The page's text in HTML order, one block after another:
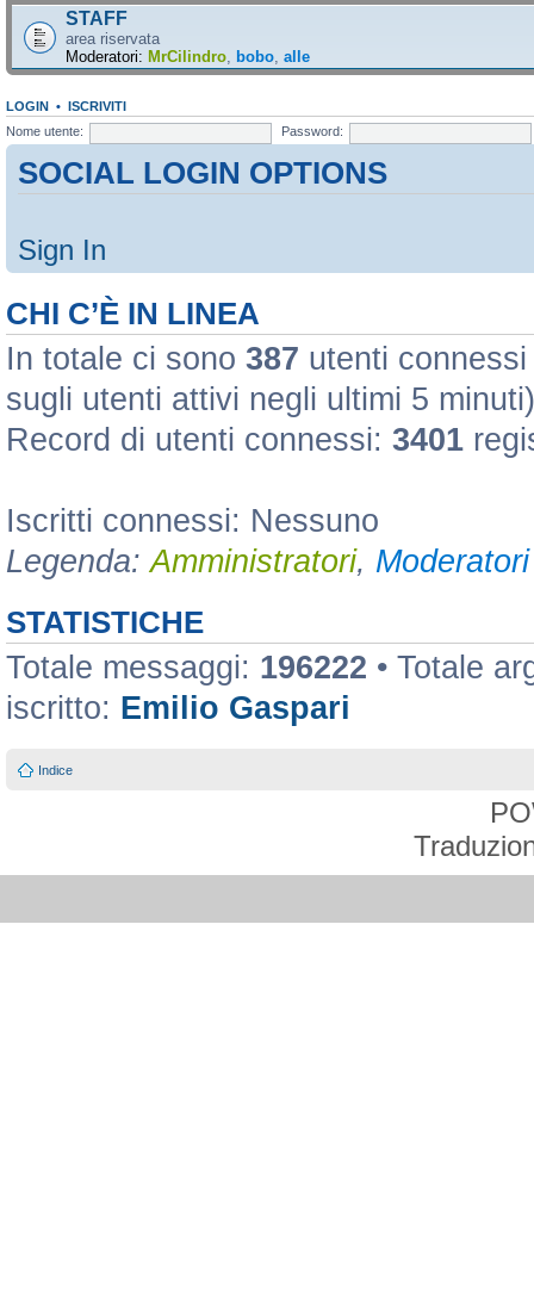
STAFF
area riservata
Moderatori: MrCilindro bobo alle
LOGIN • ISCRIVITI
Nome utente:
Password:
SOCIAL LOGIN OPTIONS
Sign In
CHI C’È IN LINEA
In totale ci sono 387 utenti
sugli utenti attivi negli ultimi 5 minuti)
Record di utenti connessi: 3401
Iscritti connessi: Nessuno
Legenda:Amministratori,
STATISTICHE
Totale messaggi: 196222 • Totale
iscritto: Emilio Gaspari
Indice